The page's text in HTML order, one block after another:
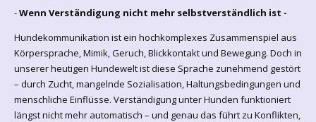
-Wenn Verständigung nicht mehr selbstverständlich ist -
Hundekommunikation ist ein hochkomplexes Zusammenspiel aus
Körpersprache, Mimik, Geruch, Blickkontakt und Bewegung. Doch in
unserer heutigen Hundewelt ist diese Sprache zunehmend gestört
– durch Zucht, mangelnde Sozialisation, Haltungsbedingungen und
menschliche Einflüsse. Verständigung unter Hunden funktioniert
längst nicht mehr automatisch – und genau das führt zu Konflikten,